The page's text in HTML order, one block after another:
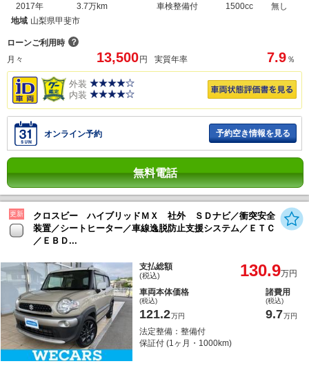
2017年
3.7万km
車検整備付
1500cc
無し
地域 山梨県甲斐市
ローンご利用時 ？
月々
13,500円 実質年率 7.9 ％
外装
内装
オンライン予約 予約空き情報を見る
無料電話
更新
クロスビー ハイブリッドＭＸ 社外 ＳＤナビ／衝突安全
装置／シートヒーター／車線逸脱防止支援システム／ＥＴＣ
／ＥＢＤ...
支払総額
(税込) 130.9万円
車両本体価格
(税込)
121.2万円
諸費用
(税込)
9.7万円
法定整備：整備付
保証付 (1ヶ月・1000km)